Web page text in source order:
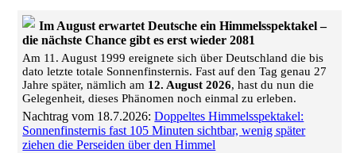
Im August erwartet Deutsche ein Himmelsspektakel –
die nächste Chance gibt es erst wieder 2081
Am 11. August 1999 ereignete sich über Deutschland die bis
dato letzte totale Sonnenfinsternis. Fast auf den Tag genau 27
Jahre später, nämlich am 12. August 2026, hast du nun die
Gelegenheit, dieses Phänomen noch einmal zu erleben.
Nachtrag vom 18.7.2026:Doppeltes Himmelsspektakel:
Sonnenfinsternis fast 105 Minuten sichtbar, wenig später
ziehen die Perseiden über den Himmel